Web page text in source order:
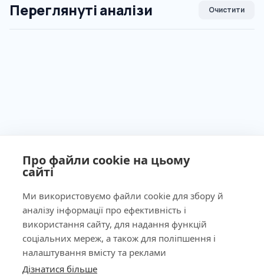
Про файли cookie на цьому
сайті
Ми використовуємо файли cookie для збору й
аналізу інформації про ефективність і
використання сайту, для надання функцій
соціальних мереж, а також для поліпшення і
налаштування вмісту та реклами
Дізнатися більше
Переглянуті аналізи Очистити
Ліцензія МОЗ України №603260 від 23.09.2011
Наша адреса
КНОПКА
ЗВ'ЯЗКУ